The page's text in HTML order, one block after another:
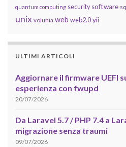
quantum computing security software sql
unix volunia web web2.0 yii
ULTIMI ARTICOLI
Aggiornare il firmware UEFI
esperienza con fwupd
20/07/2026
Da Laravel 5.7 / PHP 7.4 a
migrazione senza traumi
09/07/2026